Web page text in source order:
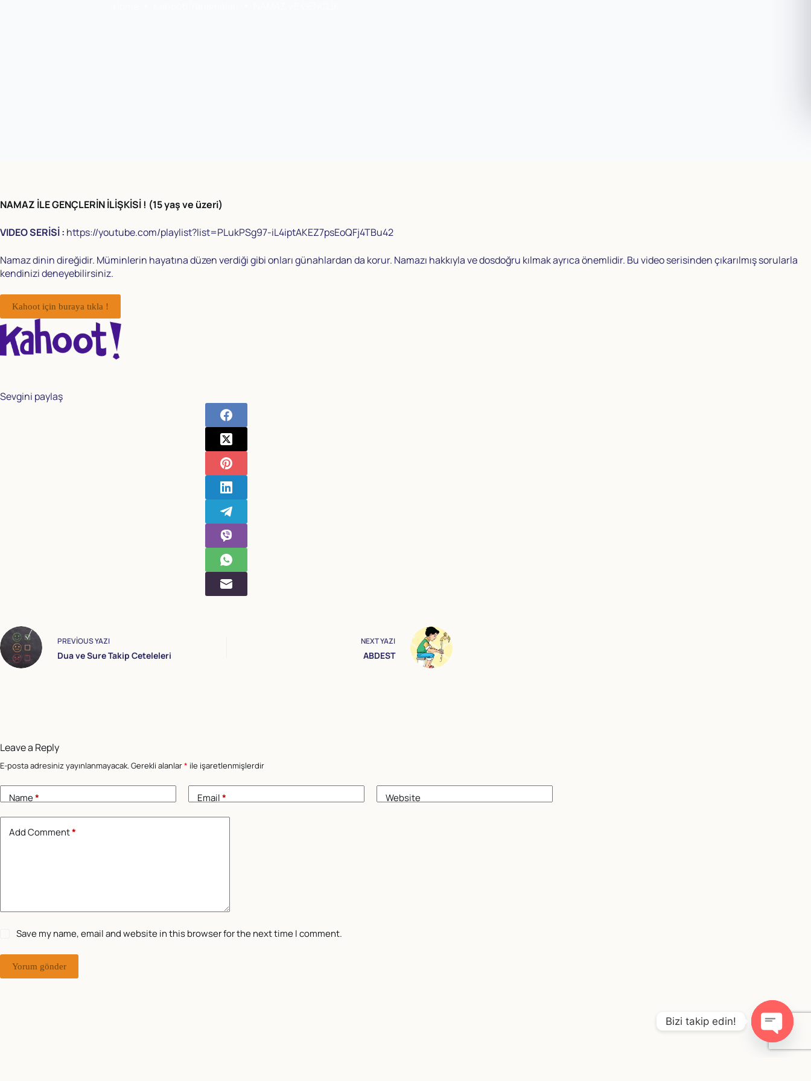
NAMAZ İLE GENÇLERİN İLİŞKİSİ ! (15 yaş ve üzeri)
VIDEO SERİSİ : https://youtube.com/playlist?list=PLukPSg97-iL4iptAKEZ7psEoQFj4TBu42
Namaz dinin direğidir. Müminlerin hayatına düzen verdiği gibi onları günahlardan da korur. Namazı hakkıyla ve dosdoğru kılmak ayrıca önemlidir. Bu video serisinden çıkarılmış sorularla
kendinizi deneyebilirsiniz.
Kahoot için buraya tıkla !
Sevgini paylaş
PREVIOUSYAZI
Dua ve Sure Takip Ceteleleri
NEXTYAZI
ABDEST
Leave a Reply
E-posta adresiniz yayınlanmayacak.Gerekli alanlar* ile işaretlenmişlerdir
Name* Email* Website
Add Comment*
Save my name, email and website in this browser for the next time I comment.
Yorum gönder
Bizi takip edin!
O